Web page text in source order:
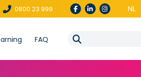
0800 23 999 NL
FAQ